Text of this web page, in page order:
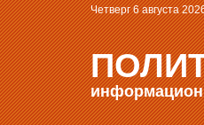
Четверг 6 августа